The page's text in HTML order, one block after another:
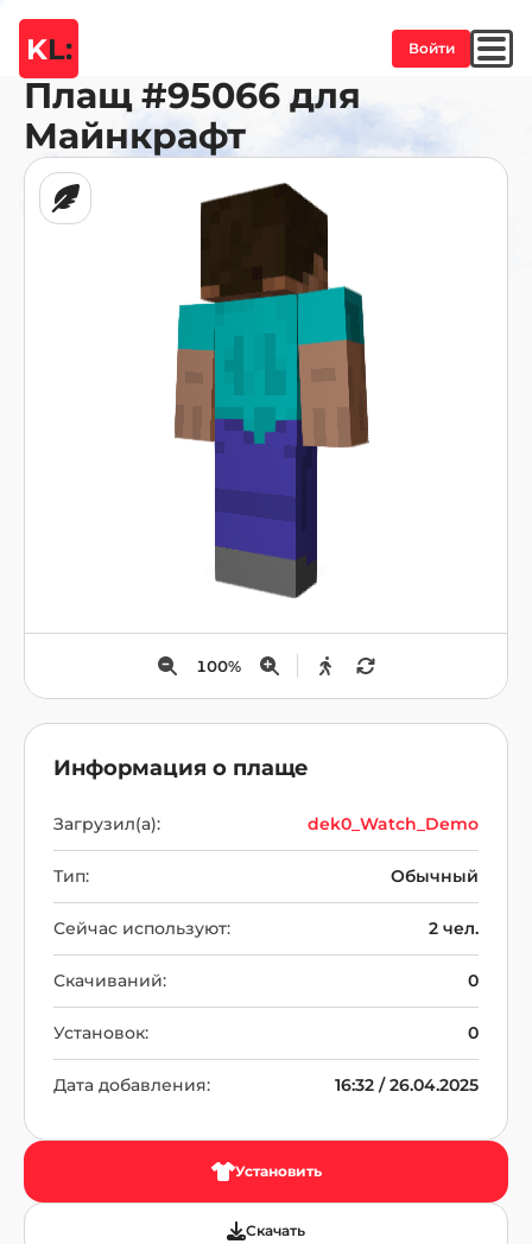
KL: Войти
Плащ #95066 для
Майнкрафт
100%
Информация о плаще
Загрузил(а): dek0_Watch_Demo
Тип: Обычный
Сейчас используют: 2 чел.
Скачиваний: 0
Установок: 0
Дата добавления: 16:32 / 26.04.2025
Установить
Скачать